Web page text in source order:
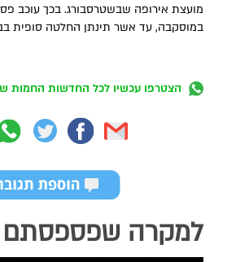
מועצת אירופה שבשטרסבורג. בכך עוכב
במוסקבה, עד אשר תינתן החלטה סופית
הצטרפו עכשיו לכל החדשות החמות
למקרה שפספסתם